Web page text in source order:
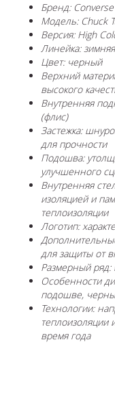
Бренд:
Модель: Chuck
Версия: High
Линейка:
Цвет: черный
Верхний
высокого
Внутренняя
(флис)
Застежка:
для прочности
Подошва:
улучшенного
Внутренняя
изоляцией и
теплоизоляции
Логотип:
для защиты от
Размерный ряд:
Особенности
подошве,
Технологии:
теплоизоляции
время года